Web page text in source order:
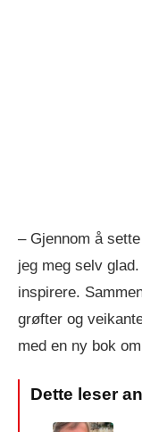
– Gjennom å
jeg meg selv
inspirere.
grøfter og
med en ny bok